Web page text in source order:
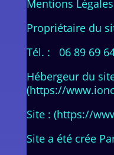
Mentions Légales
Propriétaire du
Tél. : 06 89 69
Hébergeur du
(https://
Site : (https://
Site a été crée